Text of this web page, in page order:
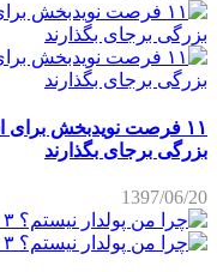
۱۱ فرصت نویدبخش برای
بزرگی برجای بگذارند
1397/06/20